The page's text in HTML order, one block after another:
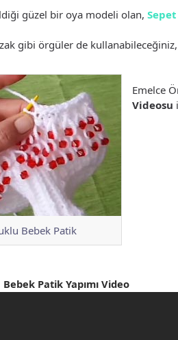
güzel bir oya modeli olan, Sepet
gibi örgüler de kullanabileceğiniz,
Bebek Patik
Emelce
Videosu
Patik Yapımı Video